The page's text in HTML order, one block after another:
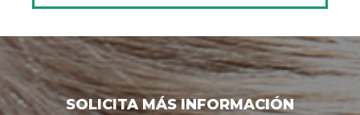
SOLICITA MÁS INFORMACIÓN